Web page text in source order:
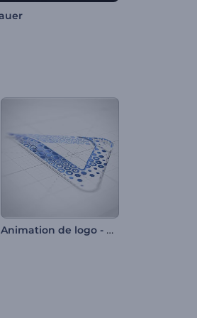
Animation de logo - Croquis de l'hexagone